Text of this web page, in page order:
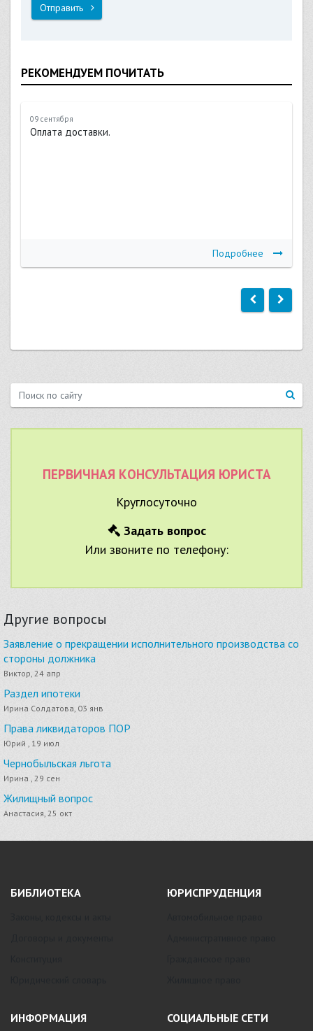
Отправить
РЕКОМЕНДУЕМ ПОЧИТАТЬ
09 сентября
Оплата доставки.
Подробнее
ПЕРВИЧНАЯ КОНСУЛЬТАЦИЯ ЮРИСТА
Круглосуточно
Задать вопрос
Или звоните по телефону:
Другие вопросы
Заявление о прекращении исполнительного производства со
стороны должника
Виктор, 24 апр
Раздел ипотеки
Ирина Солдатова, 03 янв
Права ликвидаторов ПОР
Юрий , 19 июл
Чернобыльская льгота
Ирина , 29 сен
Жилищный вопрос
Анастасия, 25 окт
БИБЛИОТЕКА ЮРИСПРУДЕНЦИЯ
ИНФОРМАЦИЯ СОЦИАЛЬНЫЕ СЕТИ